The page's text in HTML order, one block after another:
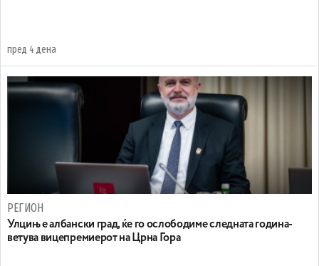
пред 4 дена
РЕГИОН
Улцињ е албански град, ќе го ослободиме следната година-
ветува вицепремиерот на Црна Гора